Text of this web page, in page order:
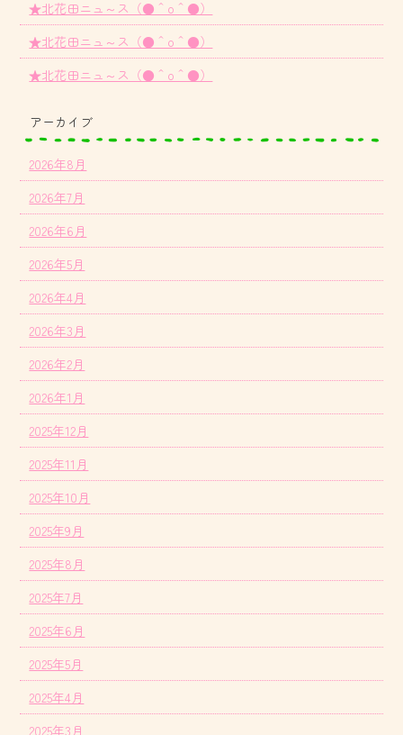
★北花田ニュ～ス（●＾o＾●）
★北花田ニュ～ス（●＾o＾●）
★北花田ニュ～ス（●＾o＾●）
アーカイブ
2026年8月
2026年7月
2026年6月
2026年5月
2026年4月
2026年3月
2026年2月
2026年1月
2025年12月
2025年11月
2025年10月
2025年9月
2025年8月
2025年7月
2025年6月
2025年5月
2025年4月
2025年3月